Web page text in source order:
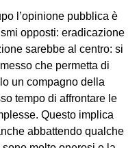
l’opinione pubblica è
opposti: eradicazione
sarebbe al centro: si
che permetta di
un compagno della
tempo di affrontare le
Questo implica
abbattendo qualche